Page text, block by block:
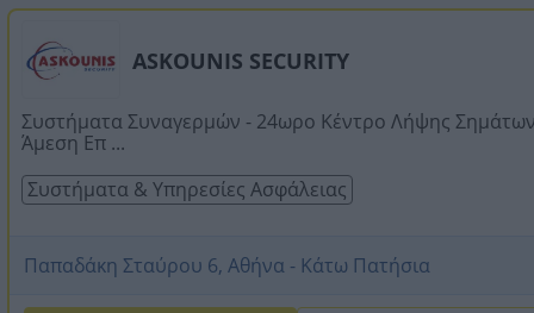
ASKOUNIS SECURITY
Συστήματα Συναγερμών - 24ωρο Κέντρο Λήψης
Άμεση Επ ...
Συστήματα & Υπηρεσίες Ασφάλειας
Παπαδάκη Σταύρου 6, Αθήνα - Κάτω Πατήσια